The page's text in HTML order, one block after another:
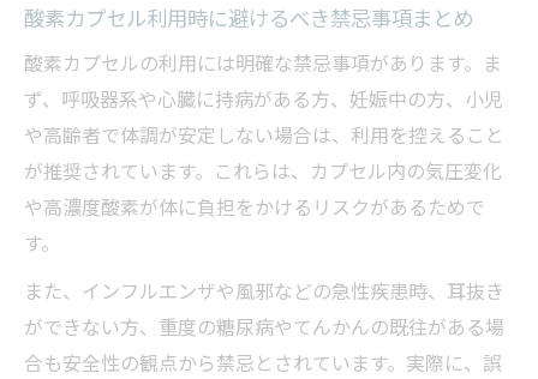
酸素カプセル利用時に避けるべき禁忌事項まとめ
酸素カプセルの利用には明確な禁忌事項があります。ま
ず、呼吸器系や心臓に持病がある方、妊娠中の方、小児
や高齢者で体調が安定しない場合は、利用を控えること
が推奨されています。これらは、カプセル内の気圧変化
や高濃度酸素が体に負担をかけるリスクがあるためで
す。
また、インフルエンザや風邪などの急性疾患時、耳抜き
ができない方、重度の糖尿病やてんかんの既往がある場
合も安全性の観点から禁忌とされています。実際に、誤